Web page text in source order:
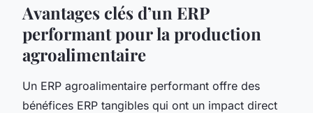
Avantages clés d’un ERP
performant pour la production
agroalimentaire
Un ERP agroalimentaire performant offre des
bénéfices ERP tangibles qui ont un impact direct